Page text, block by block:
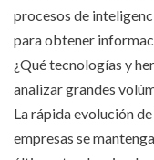
procesos de
para obtener
¿Qué tecnologías y
analizar grandes
La rápida evolución
empresas se